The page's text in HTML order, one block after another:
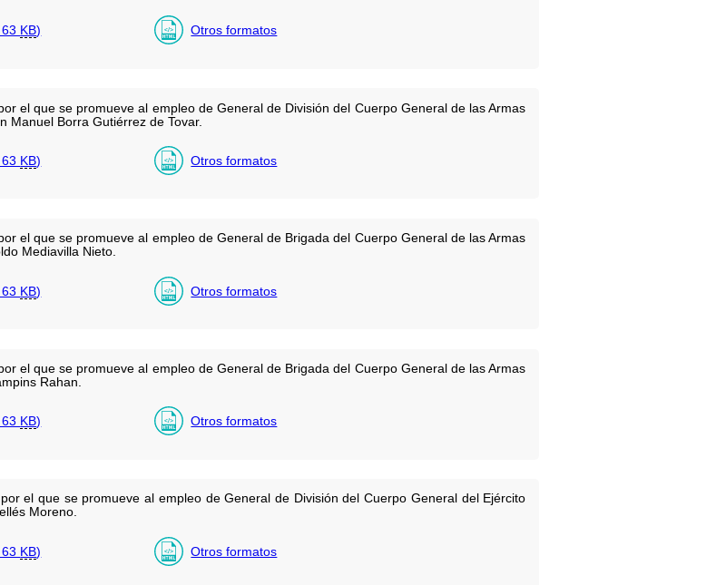
KB) Otros formatos
el que se promueve al empleo de General de División del Cuerpo General de las Armas
Manuel Borra Gutiérrez de Tovar.
KB) Otros formatos
el que se promueve al empleo de General de Brigada del Cuerpo General de las Armas
Mediavilla Nieto.
KB) Otros formatos
el que se promueve al empleo de General de Brigada del Cuerpo General de las Armas
Rahan.
KB) Otros formatos
el que se promueve al empleo de General de División del Cuerpo General del Ejército
Moreno.
KB) Otros formatos